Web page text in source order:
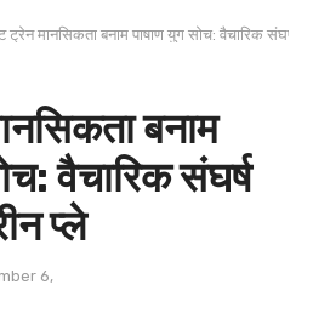
ट्रेन मानसिकता बनाम पाषाण युग सोच: वैचारिक संघर्ष का
बनाम
वैचारिक संघर्ष
प्ले
6,